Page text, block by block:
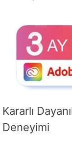
Kararlı
Deneyimi